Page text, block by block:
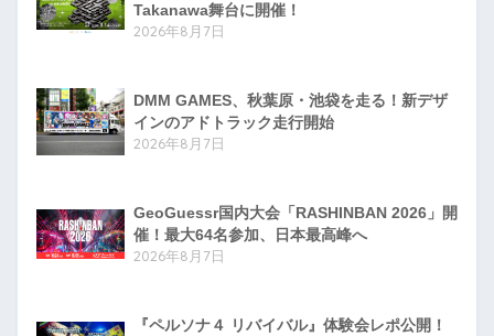
Takanawa舞台に開催！
2026年8月7日
DMM GAMES、秋葉原・池袋を走る！新デザ
インのアドトラック走行開始
2026年8月7日
GeoGuessr国内大会「RASHINBAN 2026」開
催！最大64名参加、日本最高峰へ
2026年8月7日
『ペルソナ４ リバイバル』体験会レポ公開！